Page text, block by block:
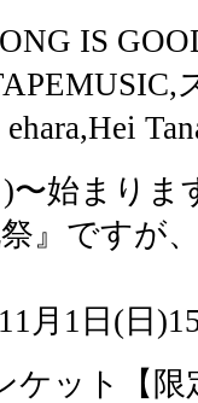
IS
〜始まり
』ですが
月1日(日
ケット【限